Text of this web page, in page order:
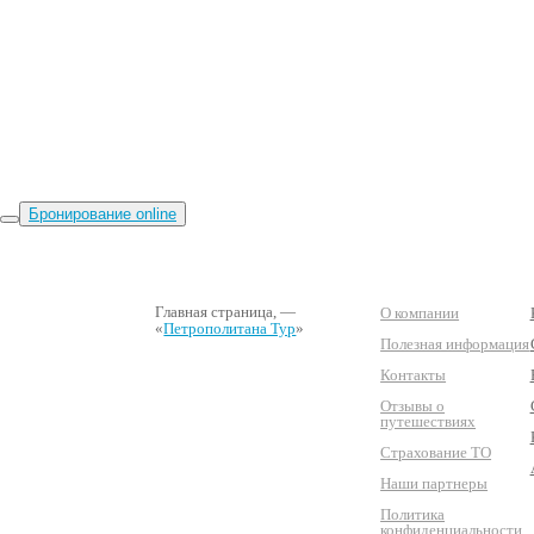
Главная страница, —
«Петрополитана Тур»
О компании
Полезная информация
Контакты
Отзывы о
путешествиях
Страхование ТО
Наши партнеры
Политика
конфиденциальности
Бронирование online